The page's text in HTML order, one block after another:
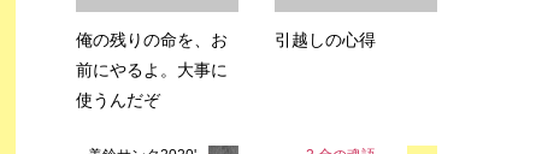
俺の残りの命を、お
前にやるよ。大事に
使うんだぞ
引越しの心得